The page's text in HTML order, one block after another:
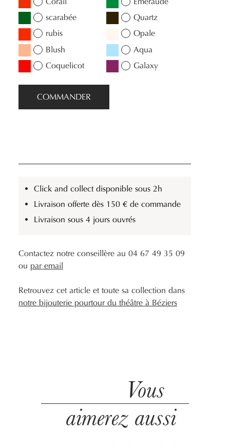
scarabée
Quartz
rubis
Opale
Blush
Aqua
Coquelicot
Galaxy
COMMANDER
Click and collect disponible sous 2h
Livraison offerte dès 150 € de commande
Livraison sous 4 jours ouvrés
Contactez notre conseillère au 04 67 49 35 09
ou par email
Retrouvez cet article et toute sa collection dans
notre bijouterie pourtour du théâtre à Béziers
Vous
aimerez aussi